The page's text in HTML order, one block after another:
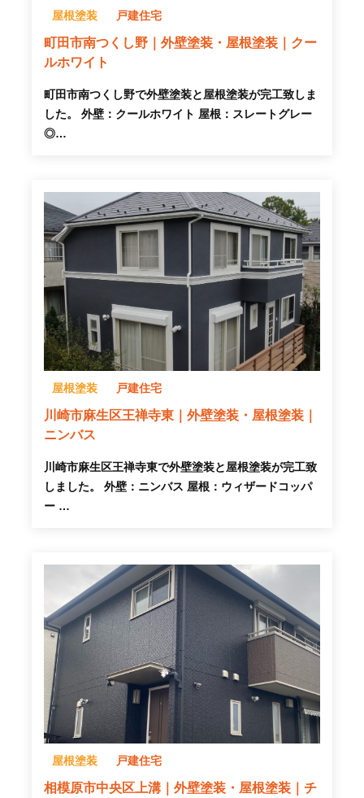
屋根塗装 戸建住宅
町田市南つくし野｜外壁塗装・屋根塗装｜クー
ルホワイト
町田市南つくし野で外壁塗装と屋根塗装が完工致しま
した。 外壁：クールホワイト 屋根：スレートグレー
◎…
屋根塗装 戸建住宅
川崎市麻生区王禅寺東｜外壁塗装・屋根塗装｜
ニンバス
川崎市麻生区王禅寺東で外壁塗装と屋根塗装が完工致
しました。 外壁：ニンバス 屋根：ウィザードコッパ
ー …
屋根塗装 戸建住宅
相模原市中央区上溝｜外壁塗装・屋根塗装｜チ